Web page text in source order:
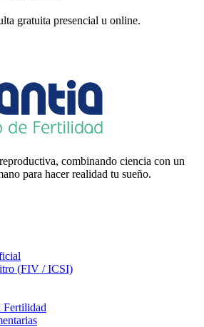
gratuita presencial u online.
combinando ciencia con un
para hacer realidad tu sueño.
(FIV / ICSI)
Fertilidad